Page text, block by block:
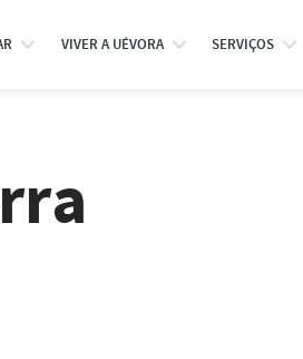
VIVER A UÉVORA SERVIÇOS